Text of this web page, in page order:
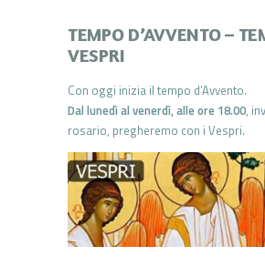
TEMPO D’AVVENTO –
VESPRI
Con oggi inizia il tempo d’Avvento.
Dal lunedì al venerdì, alle ore 18.00,
rosario, pregheremo con i Vespri.